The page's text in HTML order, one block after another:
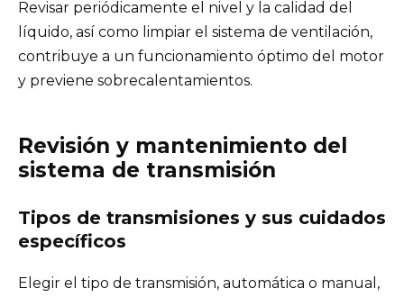
Revisar periódicamente el nivel y la calidad del
líquido, así como limpiar el sistema de ventilación,
contribuye a un funcionamiento óptimo del motor
y previene sobrecalentamientos.
Revisión y mantenimiento del
sistema de transmisión
Tipos de transmisiones y sus cuidados
específicos
Elegir el tipo de transmisión, automática o manual,